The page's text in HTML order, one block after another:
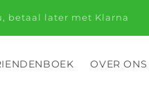
een webshop; wij zijn
van kwispelende
OVER ONS